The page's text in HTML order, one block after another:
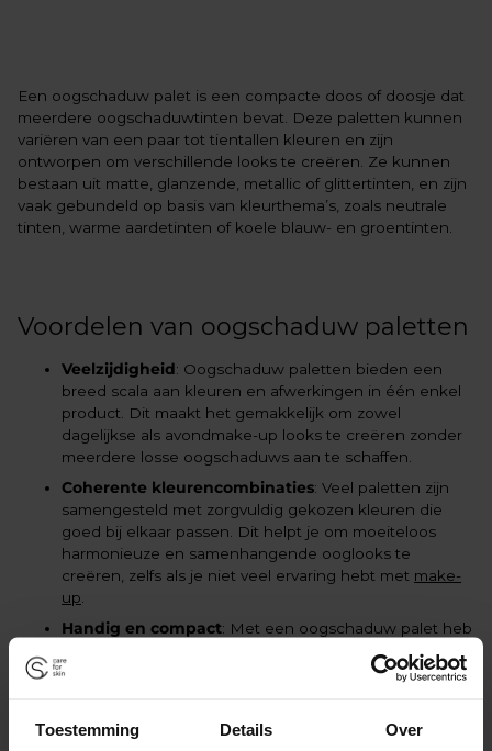
Toestemming Details Over
Een oogschaduw palet is een compacte doos of doosje dat
meerdere oogschaduwtinten bevat. Deze paletten kunnen
variëren van een paar tot tientallen kleuren en zijn
ontworpen om verschillende looks te creëren. Ze kunnen
bestaan uit matte, glanzende, metallic of glittertinten, en zijn
vaak gebundeld op basis van kleurthema’s, zoals neutrale
tinten, warme aardetinten of koele blauw- en groentinten.
Voordelen van oogschaduw paletten
Veelzijdigheid: Oogschaduw paletten bieden een
breed scala aan kleuren en afwerkingen in één enkel
product. Dit maakt het gemakkelijk om zowel
dagelijkse als avondmake-up looks te creëren zonder
meerdere losse oogschaduws aan te schaffen.
Coherente kleurencombinaties: Veel paletten zijn
samengesteld met zorgvuldig gekozen kleuren die
goed bij elkaar passen. Dit helpt je om moeiteloos
harmonieuze en samenhangende ooglooks te
creëren, zelfs als je niet veel ervaring hebt met make-
up
Handig en compact: Met een oogschaduw palet heb
je alles wat je nodig hebt in één compact doosje. Dit is
ideaal voor op reis of als je een minimalistische make-
Kosteneffectief
: In plaats van meerdere losse